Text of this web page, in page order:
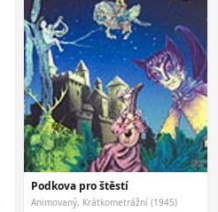
Podkova pro štěstí
Animovaný, Krátkometrážní (1945)